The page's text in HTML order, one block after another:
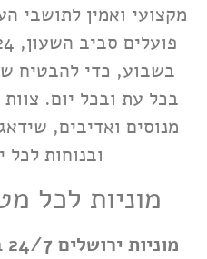
מקצועי ואמין לתושבי
בשבוע, כדי להבטיח
בכל עת ובכל יום.
מנוסים ואדיבים,
ובנוחות
מוניות לכל